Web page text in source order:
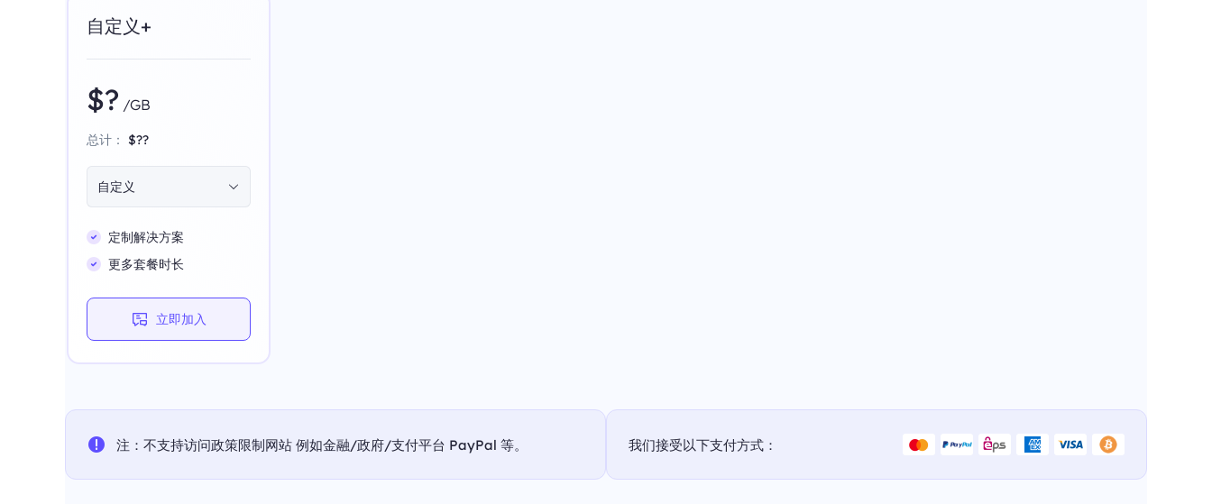
自定义+
$? /GB
总计： $??
自定义
定制解决方案
更多套餐时长
立即加入
注：不支持访问政策限制网站 例如金融/政府/支付平台 PayPal 等。 我们接受以下支付方式：